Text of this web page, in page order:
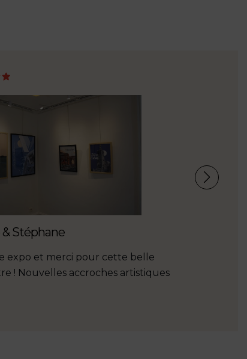
Stéphane
expo et merci pour cette belle
! Nouvelles accroches artistiques